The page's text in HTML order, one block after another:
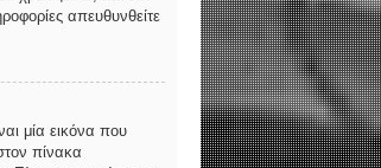
απευθυνθείτε
μία εικόνα που
πίνακα